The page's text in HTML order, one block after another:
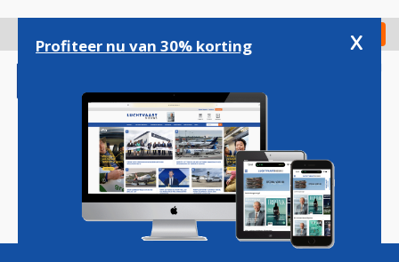
gaan
Check in
Magazine Podcasts Vacatures
Profiteer nu van 30% korting x